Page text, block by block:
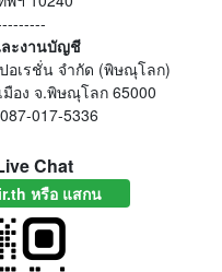
ละงานบัญชี
อเรชั่น จำกัด (พิษณุโลก)
อง จ.พิษณุโลก 65000
017-5336
Chat
หรือ แสกน